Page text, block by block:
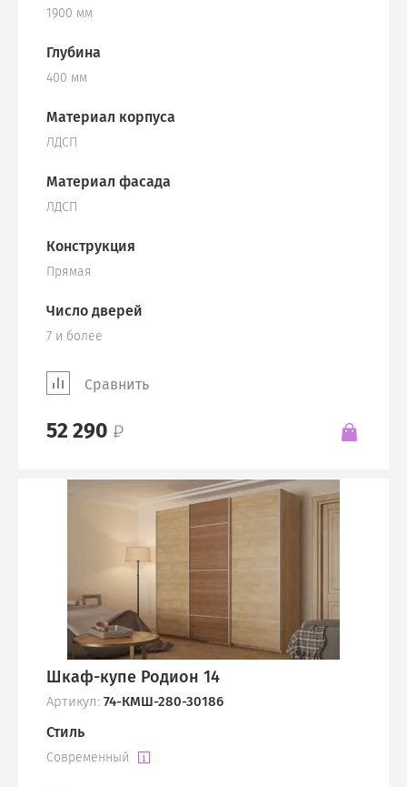
1900 мм
Глубина
400 мм
Материал корпуса
ЛДСП
Материал фасада
ЛДСП
Конструкция
Прямая
Число дверей
7 и более
Сравнить
52 290
Шкаф-купе Родион 14
Артикул: 74-КМШ-280-30186
Стиль
Современный